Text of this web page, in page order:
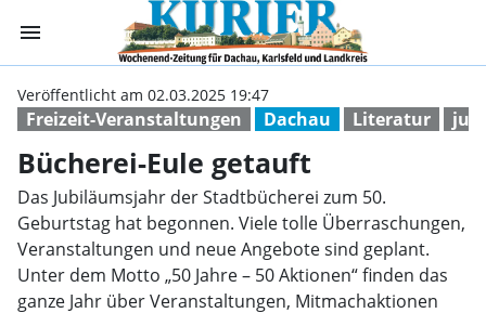
menu Bücherei-Eule
Freizeit-Veranstaltungen Dachau Literatur
Veröffentlicht am 02.03.2025 19:47
Bücherei-Eule getauft
Das Jubiläumsjahr der Stadtbücherei zum 50.
Geburtstag hat begonnen. Viele tolle Überraschungen,
Veranstaltungen und neue Angebote sind geplant.
Unter dem Motto „50 Jahre – 50 Aktionen“ finden das
ganze Jahr über Veranstaltungen, Mitmachaktionen